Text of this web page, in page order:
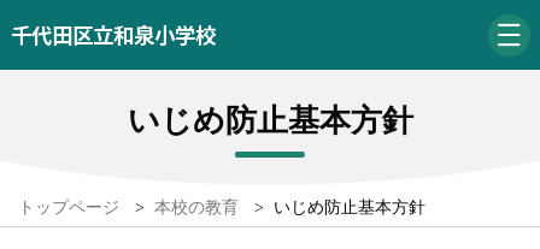
千代田区立和泉小学校
いじめ防止基本方針
トップページ > 本校の教育 > いじめ防止基本方針